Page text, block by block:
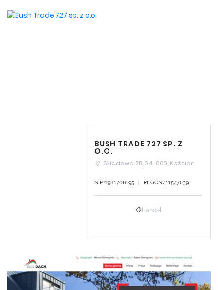
BUSH TRADE 727 SP. Z
O.O.
Składowa 2B, 64-000, Kościan
NIP:6981708195 REGON:411547039
Handel